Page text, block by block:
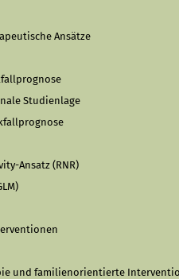
Ansätze
Studienlage
Ansatz (RNR)
und familienorientierte